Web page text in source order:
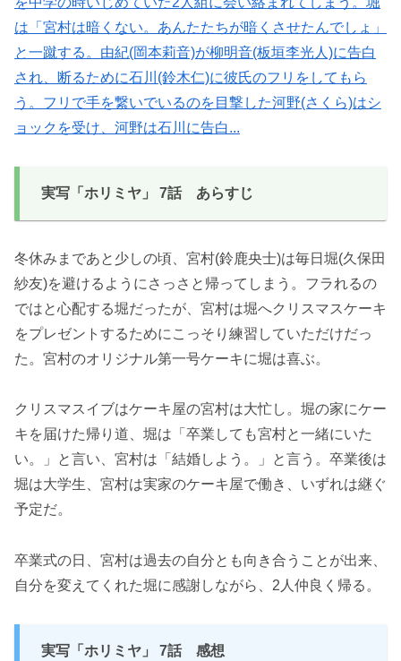
は「宮村は暗くない。あんたたちが暗くさせたんでしょ」
と一蹴する。由紀(岡本莉音)が柳明音(板垣李光人)に告白
され、断るために石川(鈴木仁)に彼氏のフリをしてもら
う。フリで手を繋いでいるのを目撃した河野(さくら)はシ
ョックを受け、河野は石川に告白...
実写「ホリミヤ」 7話 あらすじ
冬休みまであと少しの頃、宮村(鈴鹿央士)は毎日堀(久保田
紗友)を避けるようにさっさと帰ってしまう。フラれるの
ではと心配する堀だったが、宮村は堀へクリスマスケーキ
をプレゼントするためにこっそり練習していただけだっ
た。宮村のオリジナル第一号ケーキに堀は喜ぶ。
クリスマスイブはケーキ屋の宮村は大忙し。堀の家にケー
キを届けた帰り道、堀は「卒業しても宮村と一緒にいた
い。」と言い、宮村は「結婚しよう。」と言う。卒業後は
堀は大学生、宮村は実家のケーキ屋で働き、いずれは継ぐ
予定だ。
卒業式の日、宮村は過去の自分とも向き合うことが出来、
自分を変えてくれた堀に感謝しながら、2人仲良く帰る。
実写「ホリミヤ」 7話 感想